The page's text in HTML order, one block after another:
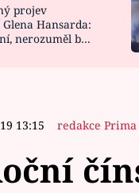
projev
Hansarda:
nerozuměl by
13:15 redakce Prima